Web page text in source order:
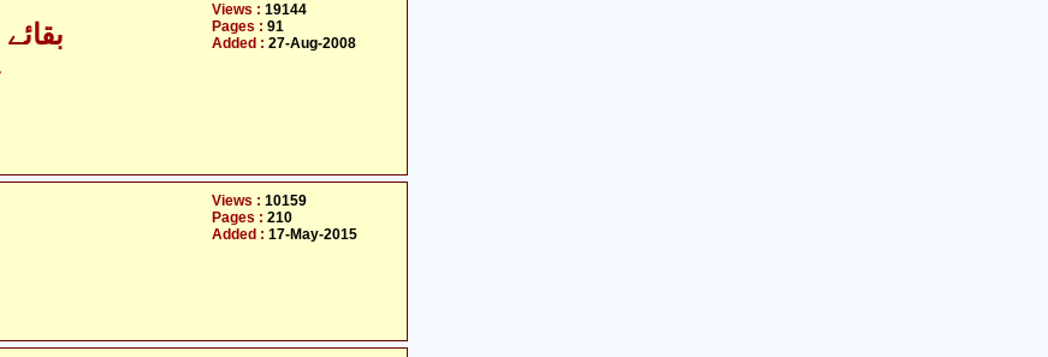
Views : 19144
Pages : 91
Added : 27-Aug-2008
Views : 10159
Pages : 210
Added : 17-May-2015